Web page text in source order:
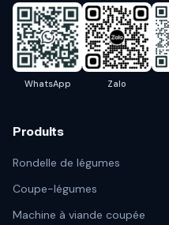
WhatsApp Zalo
Produits
Rondelle de légumes
Coupe-légumes
Machine à viande coupée